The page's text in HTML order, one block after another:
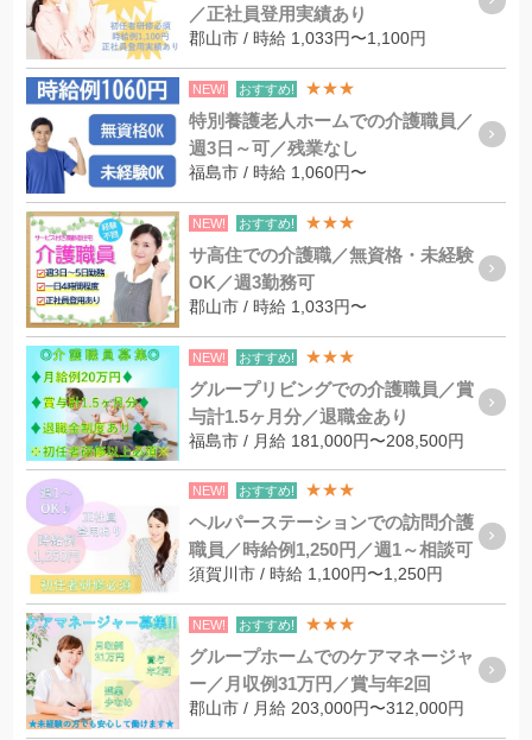
／正社員登用実績あり
郡山市 / 時給 1,033円〜1,100円
NEW! おすすめ! ★★★
特別養護老人ホームでの介護職員／
週3日～可／残業なし
福島市 / 時給 1,060円〜
NEW! おすすめ! ★★★
サ高住での介護職／無資格・未経験
OK／週3勤務可
郡山市 / 時給 1,033円〜
NEW! おすすめ! ★★★
グループリビングでの介護職員／賞
与計1.5ヶ月分／退職金あり
福島市 / 月給 181,000円〜208,500円
NEW! おすすめ! ★★★
ヘルパーステーションでの訪問介護
職員／時給例1,250円／週1～相談可
須賀川市 / 時給 1,100円〜1,250円
NEW! おすすめ! ★★★
グループホームでのケアマネージャ
ー／月収例31万円／賞与年2回
郡山市 / 月給 203,000円〜312,000円